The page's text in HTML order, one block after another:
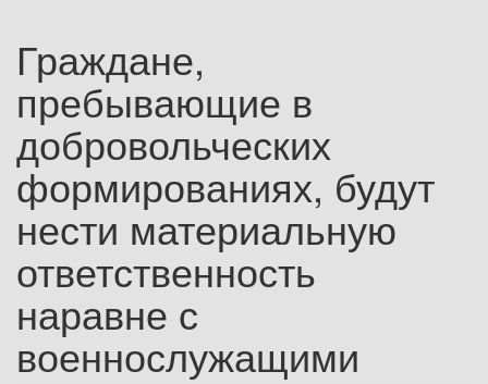
Граждане,
пребывающие в
добровольческих
формированиях, будут
нести материальную
ответственность
наравне с
военнослужащими